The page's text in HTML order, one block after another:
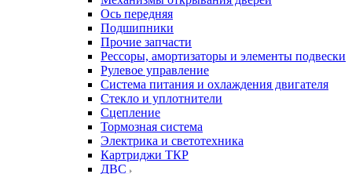
Ось передняя
Подшипники
Прочие запчасти
Рессоры, амортизаторы и элементы подвески
Рулевое управление
Система питания и охлаждения двигателя
Стекло и уплотнители
Сцепление
Тормозная система
Электрика и светотехника
Картриджи ТКР
ДВС